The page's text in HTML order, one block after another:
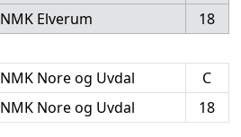
NMK Elverum 18
NMK Nore og Uvdal
C
NMK Nore og Uvdal 18